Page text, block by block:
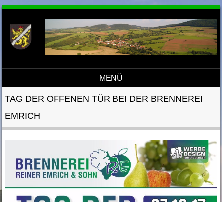
MENÜ
Direkt zum Inhalt
TAG DER OFFENEN TÜR BEI DER BRENNEREI
EMRICH